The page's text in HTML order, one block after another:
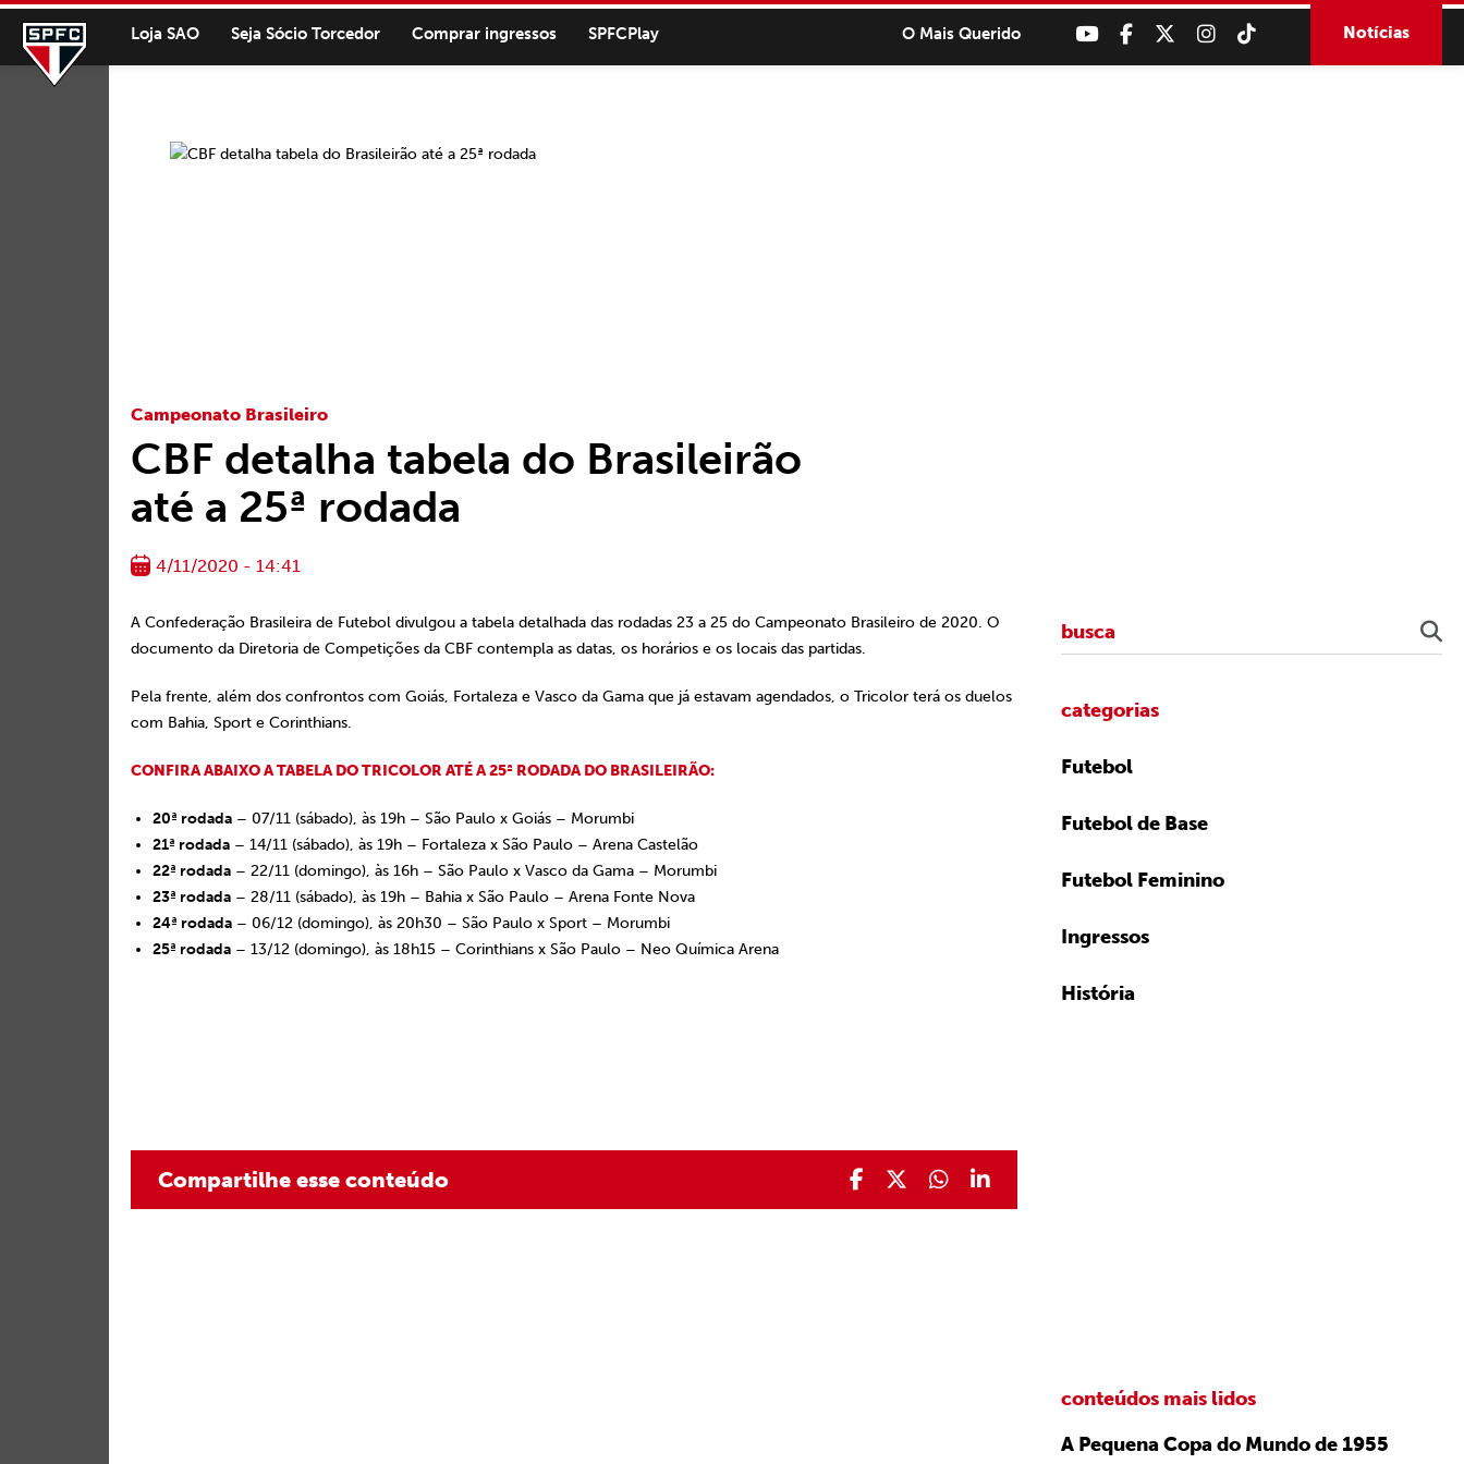
Loja SAO Seja Sócio Torcedor Comprar ingressos SPFCPlay O Mais Querido Notícias
Campeonato Brasileiro
CBF detalha tabela do Brasileirão
até a 25ª rodada
4/11/2020 - 14:41
A Confederação Brasileira de Futebol divulgou a tabela detalhada das rodadas 23 a 25 do Campeonato Brasileiro de 2020. O
documento da Diretoria de Competições da CBF contempla as datas, os horários e os locais das partidas.
Pela frente, além dos confrontos com Goiás, Fortaleza e Vasco da Gama que já estavam agendados, o Tricolor terá os duelos
com Bahia, Sport e Corinthians.
CONFIRA ABAIXO A TABELA DO TRICOLOR ATÉ A 25ª RODADA DO BRASILEIRÃO:
20ª rodada – 07/11 (sábado), às 19h – São Paulo x Goiás – Morumbi
21ª rodada – 14/11 (sábado), às 19h – Fortaleza x São Paulo – Arena Castelão
22ª rodada – 22/11 (domingo), às 16h – São Paulo x Vasco da Gama – Morumbi
23ª rodada – 28/11 (sábado), às 19h – Bahia x São Paulo – Arena Fonte Nova
24ª rodada – 06/12 (domingo), às 20h30 – São Paulo x Sport – Morumbi
25ª rodada – 13/12 (domingo), às 18h15 – Corinthians x São Paulo – Neo Química Arena
Compartilhe esse conteúdo
categorias
Futebol
Futebol de Base
Futebol Feminino
Ingressos
História
conteúdos mais lidos
A Pequena Copa do Mundo de 1955